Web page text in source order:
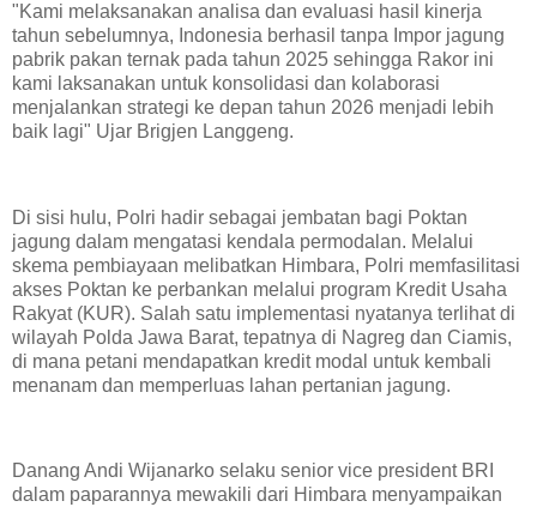
"Kami melaksanakan analisa dan evaluasi hasil kinerja
tahun sebelumnya, Indonesia berhasil tanpa Impor jagung
pabrik pakan ternak pada tahun 2025 sehingga Rakor ini
kami laksanakan untuk konsolidasi dan kolaborasi
menjalankan strategi ke depan tahun 2026 menjadi lebih
baik lagi" Ujar Brigjen Langgeng.
Di sisi hulu, Polri hadir sebagai jembatan bagi Poktan
jagung dalam mengatasi kendala permodalan. Melalui
skema pembiayaan melibatkan Himbara, Polri memfasilitasi
akses Poktan ke perbankan melalui program Kredit Usaha
Rakyat (KUR). Salah satu implementasi nyatanya terlihat di
wilayah Polda Jawa Barat, tepatnya di Nagreg dan Ciamis,
di mana petani mendapatkan kredit modal untuk kembali
menanam dan memperluas lahan pertanian jagung.
Danang Andi Wijanarko selaku senior vice president BRI
dalam paparannya mewakili dari Himbara menyampaikan